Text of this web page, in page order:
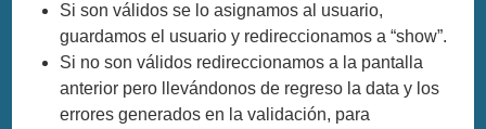
Si son válidos se lo asignamos al usuario,
guardamos el usuario y redireccionamos a “show”.
Si no son válidos redireccionamos a la pantalla
anterior pero llevándonos de regreso la data y los
errores generados en la validación, para